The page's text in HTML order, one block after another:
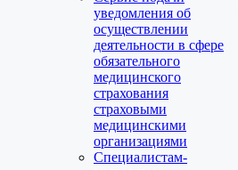
уведомления об
осуществлении
деятельности в сфере
обязательного
медицинского
страхования
страховыми
медицинскими
организациями
Специалистам-